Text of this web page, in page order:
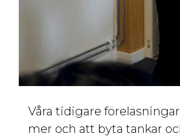
Våra tidigare
mer och att byta tankar